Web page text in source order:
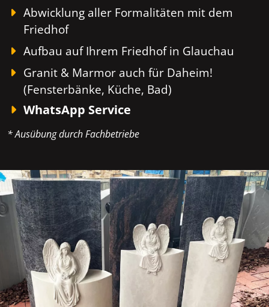
Abwicklung aller Formalitäten mit dem
Friedhof
Aufbau auf Ihrem Friedhof in Glauchau
Granit & Marmor auch für Daheim!
(Fensterbänke, Küche, Bad)
WhatsApp Service
* Ausübung durch Fachbetriebe